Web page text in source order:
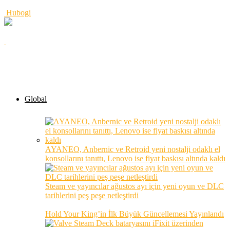
Hubogi
Global
AYANEO, Anbernic ve Retroid yeni nostalji odaklı el
konsollarını tanıttı, Lenovo ise fiyat baskısı altında kaldı
Steam ve yayıncılar ağustos ayı için yeni oyun ve DLC
tarihlerini peş peşe netleştirdi
Hold Your King’in İlk Büyük Güncellemesi Yayınlandı